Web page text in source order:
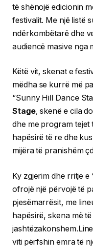
të shënojë edicionin
festivalit. Me një listë
ndërkombëtarë dhe
audiencë masive nga
Këtë vit, skenat e
mëdha se kurrë më
“Sunny Hill Dance
Stage, skenë e cila
dhe me program
hapësirë të re dhe
mijëra të pranishëm
Ky zgjerim dhe rritje
ofrojë një përvojë të
pjesëmarrësit, me
hapësirë, skena më
viti përfshin emra të